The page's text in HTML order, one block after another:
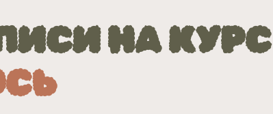
НА КУРС